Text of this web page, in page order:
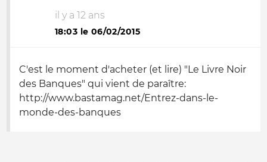
il y a 12 ans
18:03 le 06/02/2015
C'est le moment d'acheter (et lire) "Le Livre Noir
des Banques" qui vient de paraître:
http://www.bastamag.net/Entrez-dans-le-
monde-des-banques